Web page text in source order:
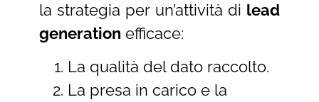
la strategia per un’attività di lead
generation efficace:
La qualità del dato raccolto.
La presa in carico e la